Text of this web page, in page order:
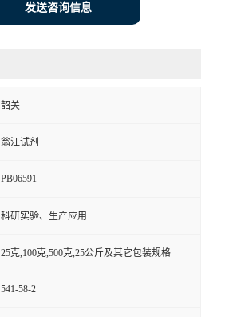
发送咨询信息
韶关
翁江试剂
PB06591
科研实验、生产应用
25克,100克,500克,25公斤及其它包装规格
541-58-2